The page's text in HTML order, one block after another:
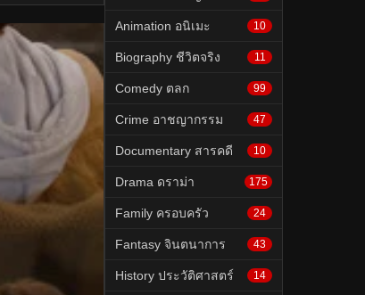
Animation อนิเมะ 10
Biography ชีวิตจริง 11
Comedy ตลก 99
Crime อาชญากรรม 47
Documentary สารคดี 10
Drama ดราม่า 175
Family ครอบครัว 24
Fantasy จินตนาการ 43
History ประวัติศาสตร์ 14